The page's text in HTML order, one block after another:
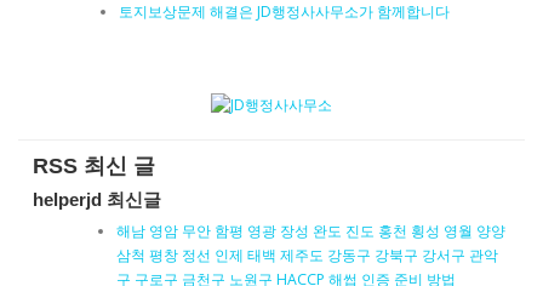
토지보상문제 해결은 JD행정사사무소가 함께합니다
RSS 최신 글
helperjd 최신글
해남 영암 무안 함평 영광 장성 완도 진도 홍천 횡성 영월 양양
삼척 평창 정선 인제 태백 제주도 강동구 강북구 강서구 관악
구 구로구 금천구 노원구 HACCP 해썹 인증 준비 방법